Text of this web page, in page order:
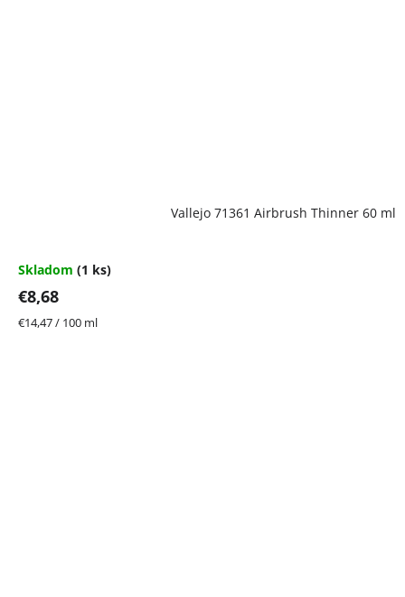
Vallejo 71361 Airbrush Thinner 60 ml
Skladom (1 ks)
€8,68
Jednotková
€14,47 / 100 ml